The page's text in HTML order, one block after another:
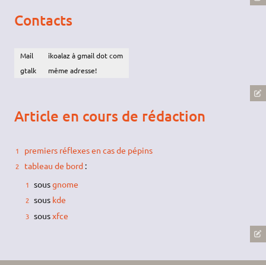
Contacts
Mail
ikoalaz à gmail dot com
gtalk
même adresse!
Article en cours de rédaction
premiers réflexes en cas de pépins
tableau de bord:
sousgnome
sous kde
sousxfce